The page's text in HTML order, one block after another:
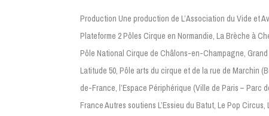
Production Une production de L’Association du Vide et
Plateforme 2 Pôles Cirque en Normandie, La Brèche à
Pôle National Cirque de Châlons-en-Champagne,
Latitude 50, Pôle arts du cirque et de la rue de Marchin
de-France, l’Espace Périphérique (Ville de Paris –
France Autres soutiens L’Essieu du Batut, Le Pop